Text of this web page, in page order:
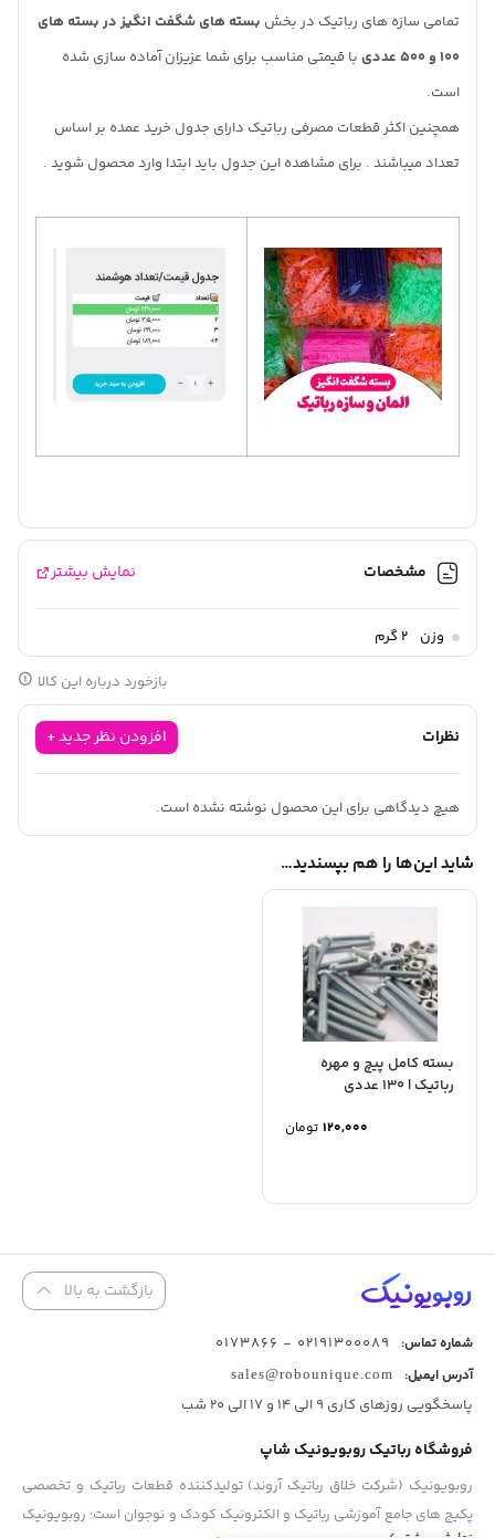
تمامی سازه های رباتیک در بخش بسته های شگفت انگیز در بسته های
100 و 500 عددی
با قیمتی مناسب برای شما عزیزان آماده سازی شده
است.
همچنین اکثر قطعات مصرفی رباتیک دارای جدول خرید عمده بر اساس
تعداد میباشند . برای مشاهده این جدول باید ابتدا وارد محصول شوید .
مشخصات نمایش بیشتر
وزن 2 گرم
بازخورد درباره این کالا
نظرات افزودن نظر جدید +
هیچ دیدگاهی برای این محصول نوشته نشده است.
شاید این‌ها را هم بپسندید…
بسته کامل پیچ و مهره
رباتیک | 130 عددی
تومان
بازگشت به بالا
شماره تماس: 02191300089 - 0173866
آدرس ایمیل: sales@robounique.com
پاسخگویی روزهای کاری 9 الی 14 و 17 الی 20 شب
فروشگاه رباتیک روبویونیک شاپ
روبویونیک (شرکت خلاق رباتیک آروند) تولیدکننده قطعات رباتیک و تخصصی
پکیج های جامع آموزشی رباتیک و الکترونیک کودک و نوجوان است؛ روبویونیک